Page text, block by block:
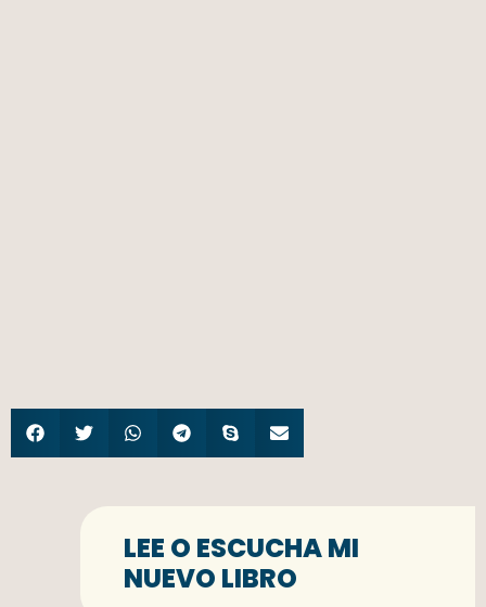
LEE O ESCUCHA MI
NUEVO LIBRO